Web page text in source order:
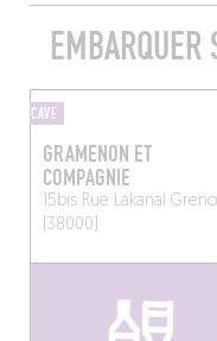
CAVE
GRAMENON ET
COMPAGNIE
15bis Rue Lakanal
(38000)